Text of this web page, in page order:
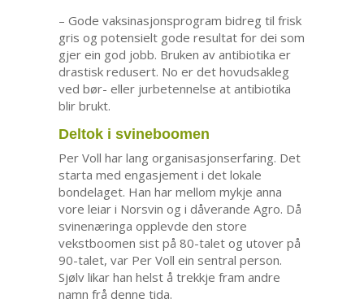
– Gode vaksinasjonsprogram bidreg til frisk
gris og potensielt gode resultat for dei som
gjer ein god jobb. Bruken av antibiotika er
drastisk redusert. No er det hovudsakleg
ved bør- eller jurbetennelse at antibiotika
blir brukt.
Deltok i svineboomen
Per Voll har lang organisasjonserfaring. Det
starta med engasjement i det lokale
bondelaget. Han har mellom mykje anna
vore leiar i Norsvin og i dåverande Agro. Då
svinenæringa opplevde den store
vekstboomen sist på 80-talet og utover på
90-talet, var Per Voll ein sentral person.
Sjølv likar han helst å trekkje fram andre
namn frå denne tida.